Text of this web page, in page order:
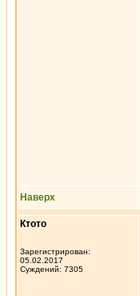
Наверх
Ктото
Зарегистрирован:
05.02.2017
Суждений: 7305